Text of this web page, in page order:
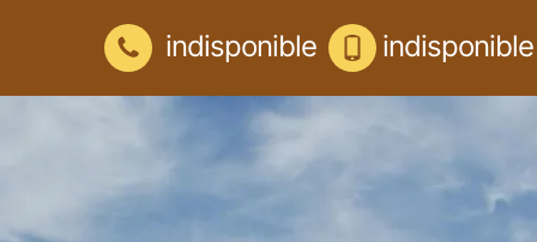
indisponible indisponible